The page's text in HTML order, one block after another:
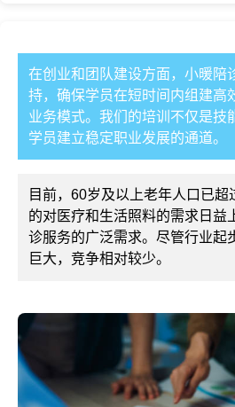
在创业和团队建设方面，小暖陪
持，确保学员在短时间内组建高
业务模式。我们的培训不仅是技
学员建立稳定职业发展的通道。
目前，60岁及以上老年人口已超
的对医疗和生活照料的需求日益
诊服务的广泛需求。尽管行业起
巨大，竞争相对较少。